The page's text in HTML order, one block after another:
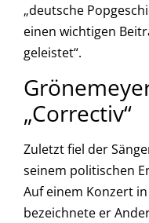
„deutsche
einen wichtigen
geleistet“.
„Correctiv“
Zuletzt fiel der
seinem politischen
Auf einem Konzert
bezeichnete er